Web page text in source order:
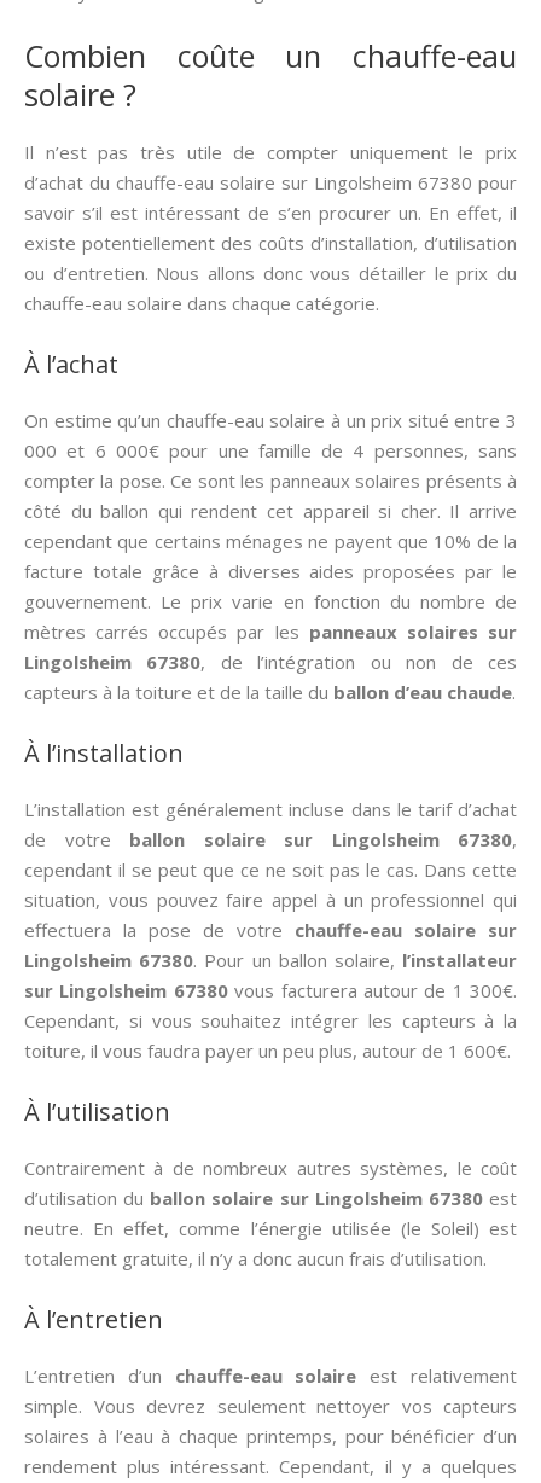
Combien coûte un chauffe-eau
solaire ?
Il n’est pas très utile de compter uniquement le prix
d’achat du chauffe-eau solaire sur Lingolsheim 67380 pour
savoir s’il est intéressant de s’en procurer un. En effet, il
existe potentiellement des coûts d’installation, d’utilisation
ou d’entretien. Nous allons donc vous détailler le prix du
chauffe-eau solaire dans chaque catégorie.
À l’achat
On estime qu’un chauffe-eau solaire à un prix situé entre 3
000 et 6 000€ pour une famille de 4 personnes, sans
compter la pose. Ce sont les panneaux solaires présents à
côté du ballon qui rendent cet appareil si cher. Il arrive
cependant que certains ménages ne payent que 10% de la
facture totale grâce à diverses aides proposées par le
gouvernement. Le prix varie en fonction du nombre de
mètres carrés occupés par les panneaux solaires sur
Lingolsheim 67380, de l’intégration ou non de ces
capteurs à la toiture et de la taille du ballon d’eau chaude.
À l’installation
L’installation est généralement incluse dans le tarif d’achat
de votre ballon solaire sur Lingolsheim 67380,
cependant il se peut que ce ne soit pas le cas. Dans cette
situation, vous pouvez faire appel à un professionnel qui
effectuera la pose de votre chauffe-eau solaire sur
Lingolsheim 67380. Pour un ballon solaire, l’installateur
sur Lingolsheim 67380vous facturera autour de 1 300€.
Cependant, si vous souhaitez intégrer les capteurs à la
toiture, il vous faudra payer un peu plus, autour de 1 600€.
À l’utilisation
Contrairement à de nombreux autres systèmes, le coût
d’utilisation du ballon solaire sur Lingolsheim 67380est
neutre. En effet, comme l’énergie utilisée (le Soleil) est
totalement gratuite, il n’y a donc aucun frais d’utilisation.
À l’entretien
L’entretien d’un chauffe-eau solaire est relativement
simple. Vous devrez seulement nettoyer vos capteurs
solaires à l’eau à chaque printemps, pour bénéficier d’un
rendement plus intéressant. Cependant, il y a quelques